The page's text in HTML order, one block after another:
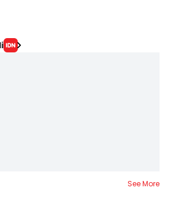
See More